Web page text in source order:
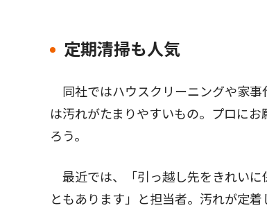
定期清掃も人気
同社ではハウスクリーニングや家事
は汚れがたまりやすいもの。プロに
ろう。
最近では、「引っ越し先をきれいに
ともあります」と担当者。汚れが定